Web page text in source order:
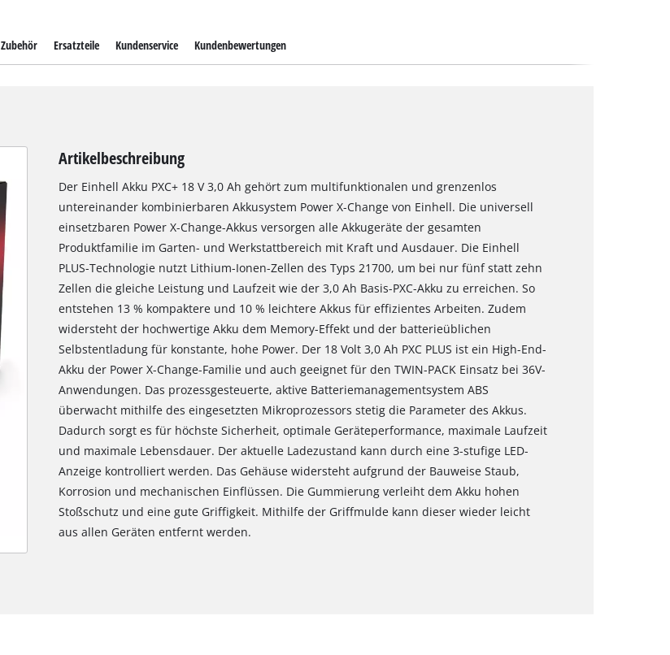
Zubehör Ersatzteile Kundenservice Kundenbewertungen
Artikelbeschreibung
Der Einhell Akku PXC+ 18 V 3,0 Ah gehört zum multifunktionalen und grenzenlos
untereinander kombinierbaren Akkusystem Power X-Change von Einhell. Die universell
einsetzbaren Power X-Change-Akkus versorgen alle Akkugeräte der gesamten
Produktfamilie im Garten- und Werkstattbereich mit Kraft und Ausdauer. Die Einhell
PLUS-Technologie nutzt Lithium-Ionen-Zellen des Typs 21700, um bei nur fünf statt zehn
Zellen die gleiche Leistung und Laufzeit wie der 3,0 Ah Basis-PXC-Akku zu erreichen. So
entstehen 13 % kompaktere und 10 % leichtere Akkus für effizientes Arbeiten. Zudem
widersteht der hochwertige Akku dem Memory-Effekt und der batterieüblichen
Selbstentladung für konstante, hohe Power. Der 18 Volt 3,0 Ah PXC PLUS ist ein High-End-
Akku der Power X-Change-Familie und auch geeignet für den TWIN-PACK Einsatz bei 36V-
Anwendungen. Das prozessgesteuerte, aktive Batteriemanagementsystem ABS
überwacht mithilfe des eingesetzten Mikroprozessors stetig die Parameter des Akkus.
Dadurch sorgt es für höchste Sicherheit, optimale Geräteperformance, maximale Laufzeit
und maximale Lebensdauer. Der aktuelle Ladezustand kann durch eine 3-stufige LED-
Anzeige kontrolliert werden. Das Gehäuse widersteht aufgrund der Bauweise Staub,
Korrosion und mechanischen Einflüssen. Die Gummierung verleiht dem Akku hohen
Stoßschutz und eine gute Griffigkeit. Mithilfe der Griffmulde kann dieser wieder leicht
aus allen Geräten entfernt werden.